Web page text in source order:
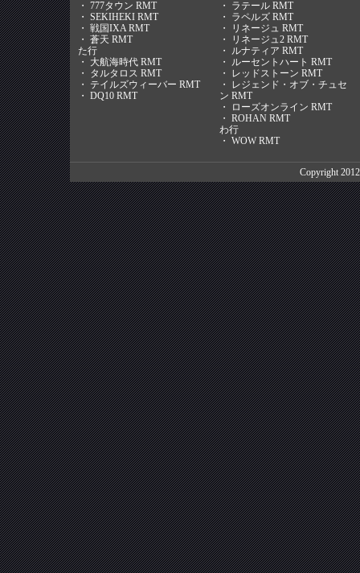
・ 777タウン RMT
・ SEKIHEKI RMT
・ 戦国IXA RMT
・ 蒼天 RMT
た行
・ 大航海時代 RMT
・ タルタロス RMT
・ テイルズウィーバー RMT
・ DQ10 RMT
・ ラテール RMT
・ ラペルズ RMT
・
リネージュ RMT
・
リネージュ2 RMT
・ ルナティア RMT
・ ルーセントハート RMT
・ レッドストーン RMT
・ レジェンド・オブ・チュセ
ン RMT
・
ローズオンライン RMT
・ ROHAN RMT
わ行
・ WOW RMT
Copyright